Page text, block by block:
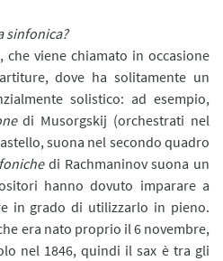
sinfonica?
viene chiamato in occasione
dove ha solitamente un
solistico: ad esempio,
di Musorgskij (orchestrati nel
suona nel secondo quadro
di Rachmaninov suona un
hanno dovuto imparare a
in grado di utilizzarlo in pieno.
era nato proprio il 6 novembre,
nel 1846, quindi il sax è tra gli